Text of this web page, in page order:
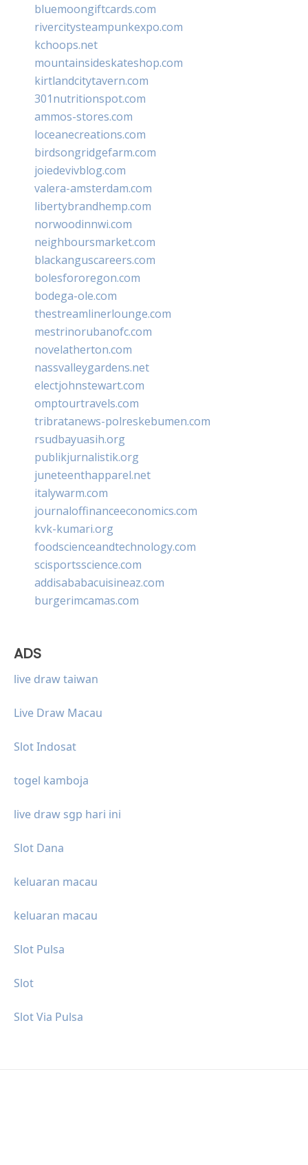
bluemoongiftcards.com
rivercitysteampunkexpo.com
kchoops.net
mountainsideskateshop.com
kirtlandcitytavern.com
301nutritionspot.com
ammos-stores.com
loceanecreations.com
birdsongridgefarm.com
joiedevivblog.com
valera-amsterdam.com
libertybrandhemp.com
norwoodinnwi.com
neighboursmarket.com
blackanguscareers.com
bolesfororegon.com
bodega-ole.com
thestreamlinerlounge.com
mestrinorubanofc.com
novelatherton.com
nassvalleygardens.net
electjohnstewart.com
omptourtravels.com
tribratanews-polreskebumen.com
rsudbayuasih.org
publikjurnalistik.org
juneteenthapparel.net
italywarm.com
journaloffinanceeconomics.com
kvk-kumari.org
foodscienceandtechnology.com
scisportsscience.com
addisababacuisineaz.com
burgerimcamas.com
ADS
live draw taiwan
Live Draw Macau
Slot Indosat
togel kamboja
live draw sgp hari ini
Slot Dana
keluaran macau
keluaran macau
Slot Pulsa
Slot
Slot Via Pulsa